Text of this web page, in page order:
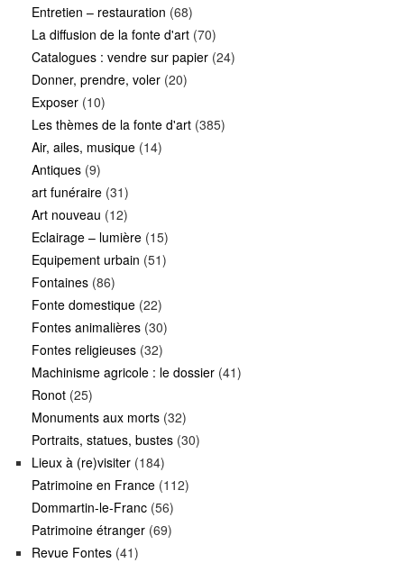
Entretien – restauration (68)
La diffusion de la fonte d'art (70)
Catalogues : vendre sur papier (24)
Donner, prendre, voler (20)
Exposer (10)
Les thèmes de la fonte d'art (385)
Air, ailes, musique (14)
Antiques (9)
art funéraire (31)
Art nouveau (12)
Eclairage – lumière (15)
Equipement urbain (51)
Fontaines (86)
Fonte domestique (22)
Fontes animalières (30)
Fontes religieuses (32)
Machinisme agricole : le dossier (41)
Ronot (25)
Monuments aux morts (32)
Portraits, statues, bustes (30)
Lieux à (re)visiter (184)
Patrimoine en France (112)
Dommartin-le-Franc (56)
Patrimoine étranger (69)
Revue Fontes (41)